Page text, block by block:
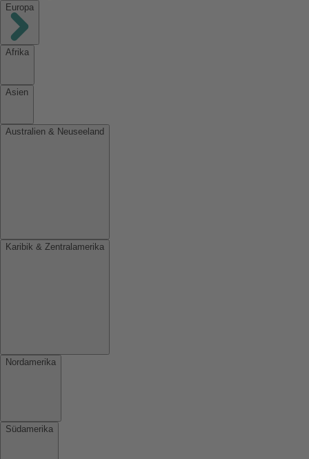
Europa
Afrika
Asien
Australien & Neuseeland
Karibik & Zentralamerika
Nordamerika
Südamerika